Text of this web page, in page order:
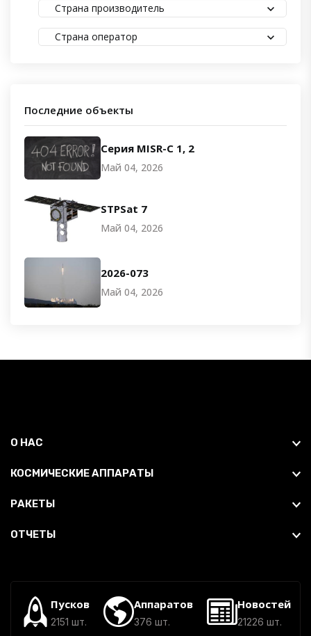
Страна производитель
Страна оператор
Последние объекты
Серия MISR-C 1, 2
Май 04, 2026
STPSat 7
Май 04, 2026
2026-073
Май 04, 2026
О НАС
КОСМИЧЕСКИЕ АППАРАТЫ
РАКЕТЫ
ОТЧЕТЫ
Пусков
2151 шт.
Аппаратов
376 шт.
Новостей
21226 шт.